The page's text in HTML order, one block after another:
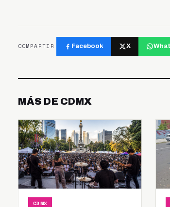
COMPARTIR Facebook X
MÁS DE CDMX
CDMX